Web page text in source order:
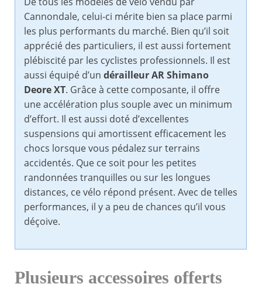
Cannondale, celui-ci mérite bien sa place parmi
les plus performants du marché. Bien qu’il soit
apprécié des particuliers, il est aussi fortement
plébiscité par les cyclistes professionnels. Il est
aussi équipé d’un dérailleur AR Shimano
Deore XT. Grâce à cette composante, il offre
une accélération plus souple avec un minimum
d’effort. Il est aussi doté d’excellentes
suspensions qui amortissent efficacement les
chocs lorsque vous pédalez sur terrains
accidentés. Que ce soit pour les petites
randonnées tranquilles ou sur les longues
distances, ce vélo répond présent. Avec de telles
performances, il y a peu de chances qu’il vous
déçoive.
Plusieurs accessoires offerts